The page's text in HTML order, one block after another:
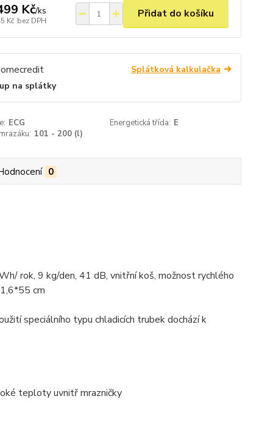
Kč/ks
Kč bez DPH
Přidat do košíku
Splátková kalkulačka
na splátky
ECG Energetická třída: E
101 - 200 (l)
0
rok, 9 kg/den, 41 dB, vnitřní koš, možnost rychlého
cm
speciálního typu chladicích trubek dochází k
teploty uvnitř mrazničky